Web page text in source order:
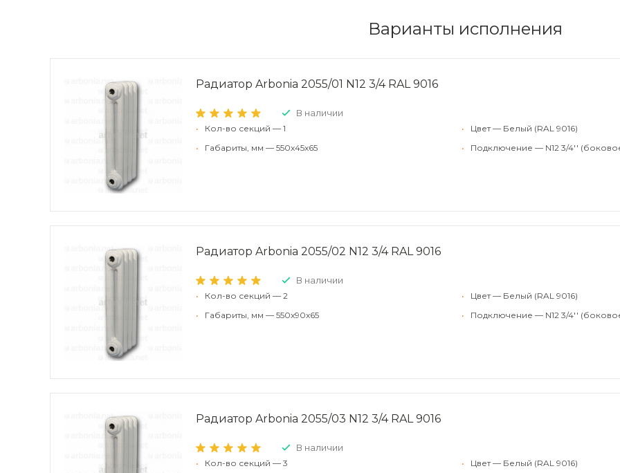
Варианты исполнения
Радиатор Arbonia 2055/01 N12 3/4 RAL 9016
В наличии
•
Кол-во секций — 1
•
Габариты, мм — 550x45x65
•
Цвет — Белый (RAL 9016)
•
Подключение — N12 3/4''
Радиатор Arbonia 2055/02 N12 3/4 RAL 9016
В наличии
•
Кол-во секций — 2
•
Габариты, мм — 550x90x65
•
Цвет — Белый (RAL 9016)
•
Подключение — N12 3/4''
Радиатор Arbonia 2055/03 N12 3/4 RAL 9016
В наличии
•
Кол-во секций — 3
•
Цвет — Белый (RAL 9016)